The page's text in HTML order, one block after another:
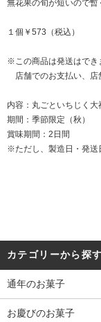
無花果の旬が短いので暫
１個￥573（税込）
※この商品は発送はでき
店舗でのお支払い、店
内容：丸ごといちじく大
期間：季節限定（秋）
賞味期間：2日間
※ただし、製造日・発送
カテゴリーから探す
通年のお菓子
お慶びのお菓子